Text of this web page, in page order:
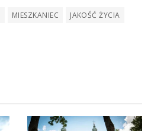
MIESZKANIEC
JAKOŚĆ ŻYCIA